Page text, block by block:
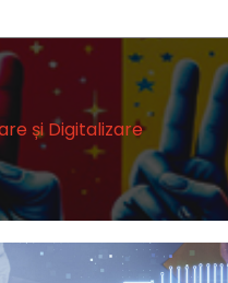
și Digitalizare